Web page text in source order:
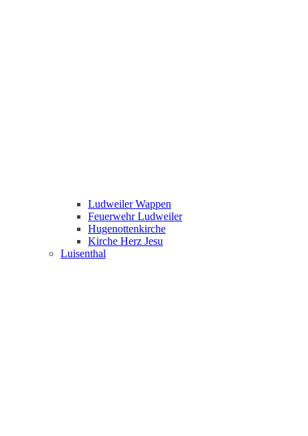
Ludweiler Wappen
Feuerwehr Ludweiler
Hugenottenkirche
Kirche Herz Jesu
Luisenthal